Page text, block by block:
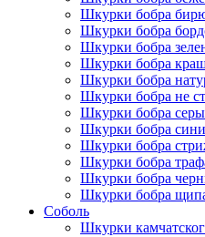
Шкурки бобра
Шкурки бобра
Шкурки бобра
Шкурки бобра
Шкурки бобра
Шкурки бобра не
Шкурки бобра
Шкурки бобра
Шкурки бобра
Шкурки бобра
Шкурки бобра
Шкурки бобра
Соболь
Шкурки